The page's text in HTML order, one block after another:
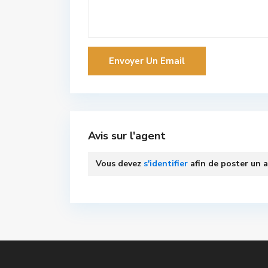
Avis sur l'agent
Vous devez s'identifier afin de poster un